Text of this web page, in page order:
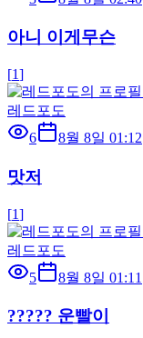
아니 이게무슨
[1]
레드포도
6
8월 8일 01:12
맛저
[1]
레드포도
5
8월 8일 01:11
????? 운빨이